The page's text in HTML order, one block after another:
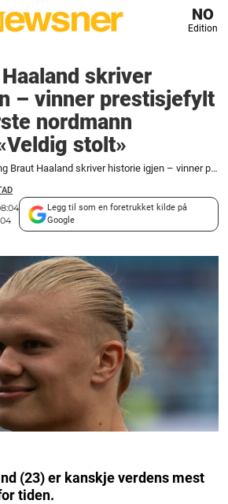
NO
Edition
skriver
– vinner prestisjefylt
nordmann
stolt»
Erling Braut Haaland skriver historie igjen – vinner prestisjefylt pris som første nordmann noensinne: "Veldig stolt"
Legg til som en foretrukket kilde på
Google
(23) er kanskje verdens mest
tiden.